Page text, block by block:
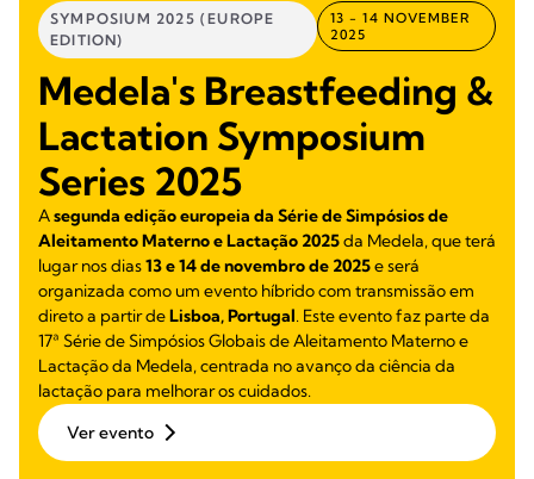
SYMPOSIUM 2025 (EUROPE
EDITION)
13 - 14 NOVEMBER
2025
Medela's Breastfeeding &
Lactation Symposium
Series 2025
Asegunda edição europeia da Série de Simpósios de
Aleitamento Materno e Lactação 2025da Medela, que terá
lugar nos dias13 e 14 de novembro de 2025e será
organizada como um evento híbrido com transmissão em
direto a partir deLisboa, Portugal. Este evento faz parte da
17ª Série de Simpósios Globais de Aleitamento Materno e
Lactação da Medela, centrada no avanço da ciência da
lactação para melhorar os cuidados.
Ver evento